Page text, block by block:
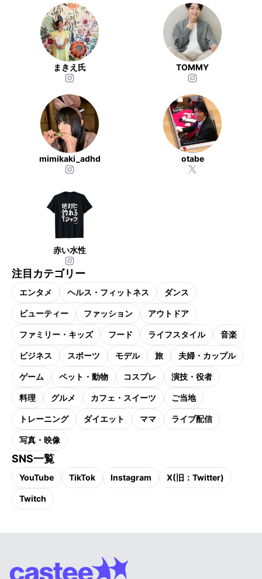
まきえ氏 TOMMY
mimikaki_adhd otabe
赤い水性
注目カテゴリー
エンタメ ヘルス・フィットネス ダンス
ビューティー ファッション アウトドア
ファミリー・キッズ フード ライフスタイル 音楽
ビジネス スポーツ モデル 旅 夫婦・カップル
ゲーム ペット・動物 コスプレ 演技・役者
料理 グルメ カフェ・スイーツ ご当地
トレーニング ダイエット ママ ライブ配信
写真・映像
SNS一覧
YouTube TikTok Instagram X(旧：Twitter)
Twitch